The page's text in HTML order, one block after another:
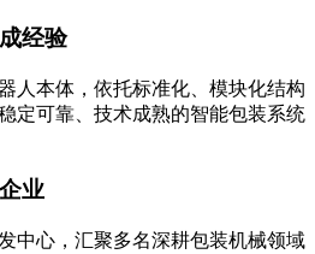
经验
人本体，依托标准化、模块化结构
定可靠、技术成熟的智能包装系统
业
中心，汇聚多名深耕包装机械领域